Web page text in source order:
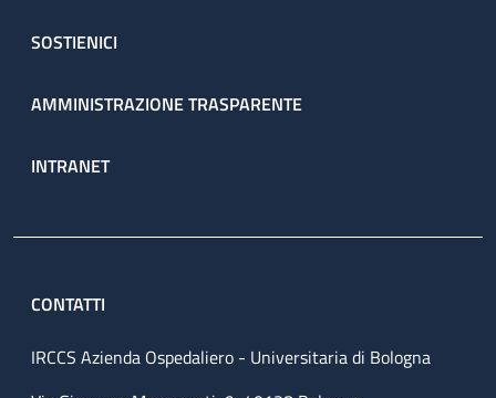
SOSTIENICI
AMMINISTRAZIONE TRASPARENTE
INTRANET
CONTATTI
IRCCS Azienda Ospedaliero - Universitaria di Bologna